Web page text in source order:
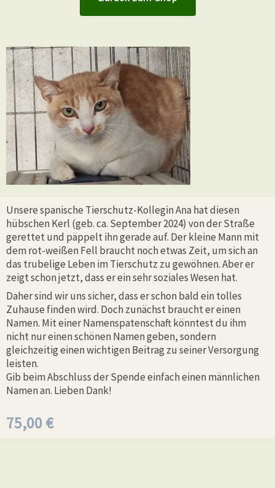
Unsere spanische Tierschutz-Kollegin Ana hat diesen
hübschen Kerl (geb. ca. September 2024) von der Straße
gerettet und päppelt ihn gerade auf. Der kleine Mann mit
dem rot-weißen Fell braucht noch etwas Zeit, um sich an
das trubelige Leben im Tierschutz zu gewöhnen. Aber er
zeigt schon jetzt, dass er ein sehr soziales Wesen hat.
Daher sind wir uns sicher, dass er schon bald ein tolles
Zuhause finden wird. Doch zunächst braucht er einen
Namen. Mit einer Namenspatenschaft könntest du ihm
nicht nur einen schönen Namen geben, sondern
gleichzeitig einen wichtigen Beitrag zu seiner Versorgung
leisten.
Gib beim Abschluss der Spende einfach einen männlichen
Namen an. Lieben Dank!
75,00 €